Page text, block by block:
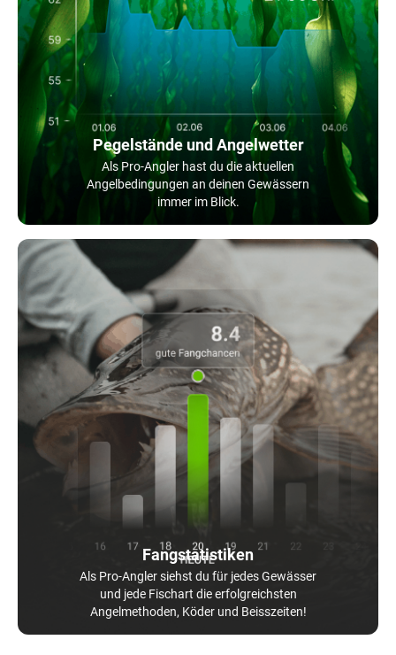
Pegelstände und Angelwetter
Als Pro-Angler hast du die aktuellen
Angelbedingungen an deinen Gewässern
immer im Blick.
Fangstatistiken
Als Pro-Angler siehst du für jedes Gewässer
und jede Fischart die erfolgreichsten
Angelmethoden, Köder und Beisszeiten!